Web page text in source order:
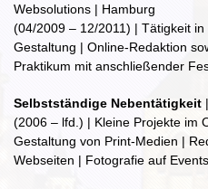
Websolutions | Hamburg
(04/2009 – 12/2011) | Tätigkeit
Gestaltung | Online-Redaktion
Praktikum mit anschließender
Selbstständige Nebentätigkeit
(2006 – lfd.) | Kleine Projekte im
Gestaltung von Print-Medien |
Webseiten | Fotografie auf